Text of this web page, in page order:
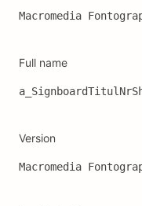
Macromedia
Full name
Version
Macromedia